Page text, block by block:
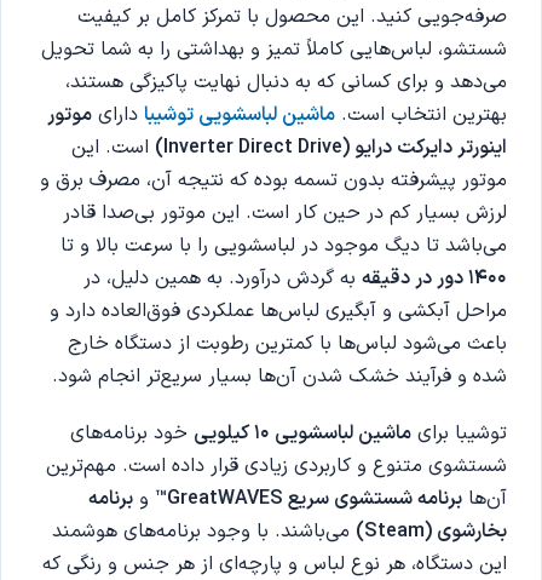
صرفه‌جویی کنید. این محصول با تمرکز کامل بر کیفیت
شستشو، لباس‌هایی کاملاً تمیز و بهداشتی را به شما تحویل
می‌دهد و برای کسانی که به دنبال نهایت پاکیزگی هستند،
بهترین انتخاب است. ماشین لباسشویی توشیبا دارای موتور
اینورتر دایرکت درایو (Inverter Direct Drive)
است. این
موتور پیشرفته بدون تسمه بوده که نتیجه آن، مصرف برق و
لرزش بسیار کم در حین کار است. این موتور بی‌صدا قادر
می‌باشد تا دیگ موجود در لباسشویی را با سرعت بالا و تا
۱۴۰۰ دور در دقیقه
به گردش درآورد. به همین دلیل، در
مراحل آبکشی و آبگیری لباس‌ها عملکردی فوق‌العاده دارد و
باعث می‌شود لباس‌ها با کمترین رطوبت از دستگاه خارج
شده و فرآیند خشک شدن آن‌ها بسیار سریع‌تر انجام شود.
توشیبا برای ماشین لباسشویی ۱۰ کیلویی
خود برنامه‌های
شستشوی متنوع و کاربردی زیادی قرار داده است. مهم‌ترین
آن‌ها برنامه شستشوی سریع GreatWAVES™ و برنامه
بخارشوی (Steam)
می‌باشند. با وجود برنامه‌های هوشمند
این دستگاه، هر نوع لباس و پارچه‌ای از هر جنس و رنگی که